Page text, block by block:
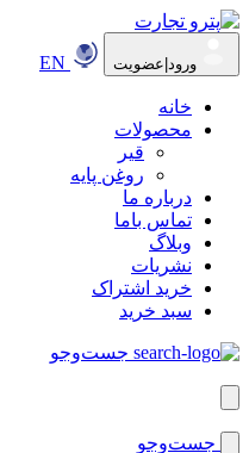
ورود|عضویت
خانه
محصولات
قیر
روغن پایه
درباره ما
تماس باما
وبلاگ
نشریات
خرید اشتراک
سبد خرید
جست‌وجو
جست‌وجو